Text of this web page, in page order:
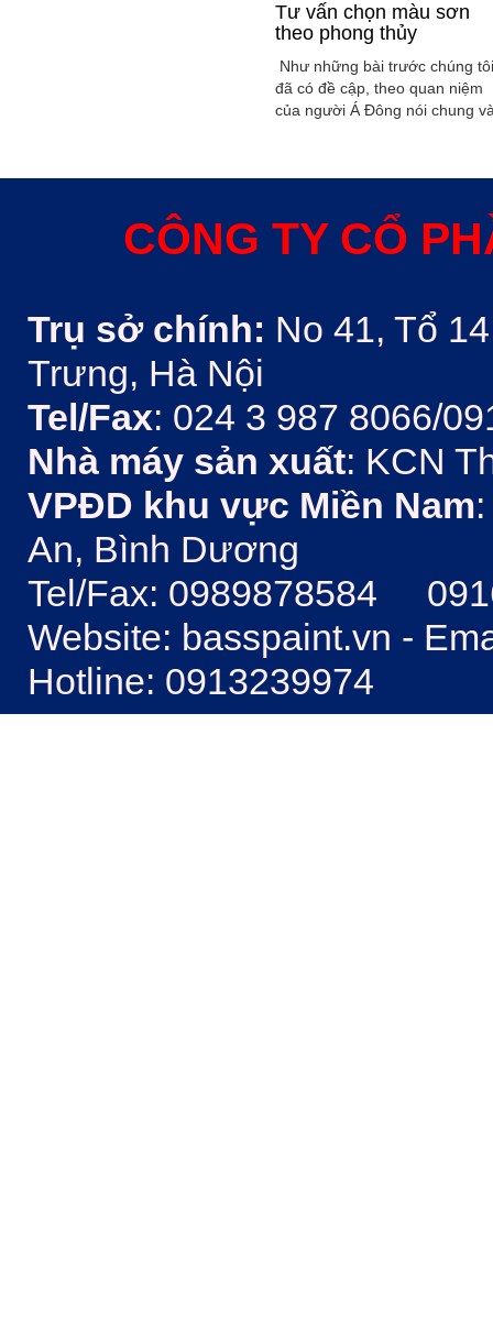
Tư vấn chọn màu sơn
theo phong thủy
Như những bài trước chúng tôi
đã có đề cập, theo quan niệm
của người Á Đông nói chung
xây dụng nhà ở hoặc bất kỳ
thủy trong ngôi nhà thường
được quyết định bởi các nhân
CÔNG TY CỔ
Trụ sở chính: No 41, Tổ
Trưng, Hà Nội
Tel/Fax: 024 3 987 8066/
Nhà máy sản xuất: KCN
VPĐD khu vực Miền Nam
An, Bình Dương
Tel/Fax: 0989878584
Website: basspaint.vn -
Hotline: 0913239974